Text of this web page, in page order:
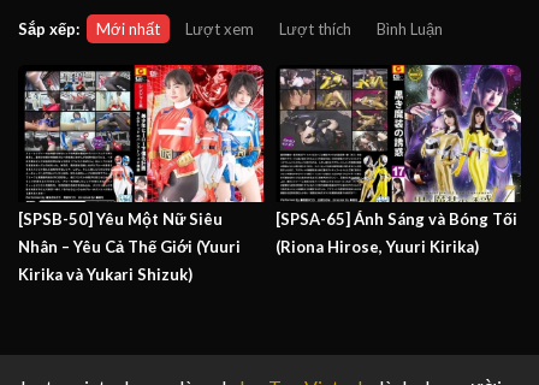
Sắp xếp: Mới nhất Lượt xem Lượt thích Bình Luận
[SPSB-50] Yêu Một Nữ Siêu
Nhân – Yêu Cả Thế Giới (Yuuri
Kirika và Yukari Shizuk)
[SPSA-65] Ánh Sáng và Bóng Tối
(Riona Hirose, Yuuri Kirika)